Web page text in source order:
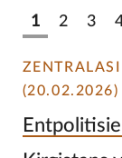
1 2 3
(20.02.2026)